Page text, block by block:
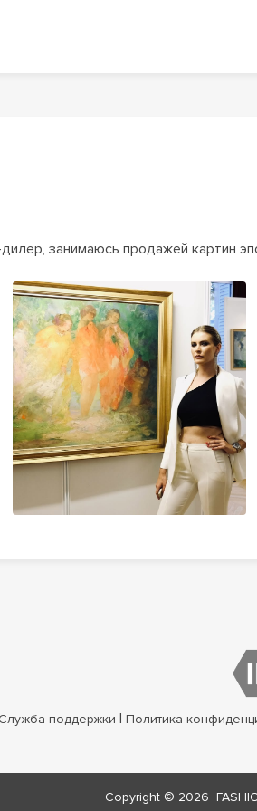
занимаюсь продажей картин
Служба поддержки | Политика
Copyright © 2026